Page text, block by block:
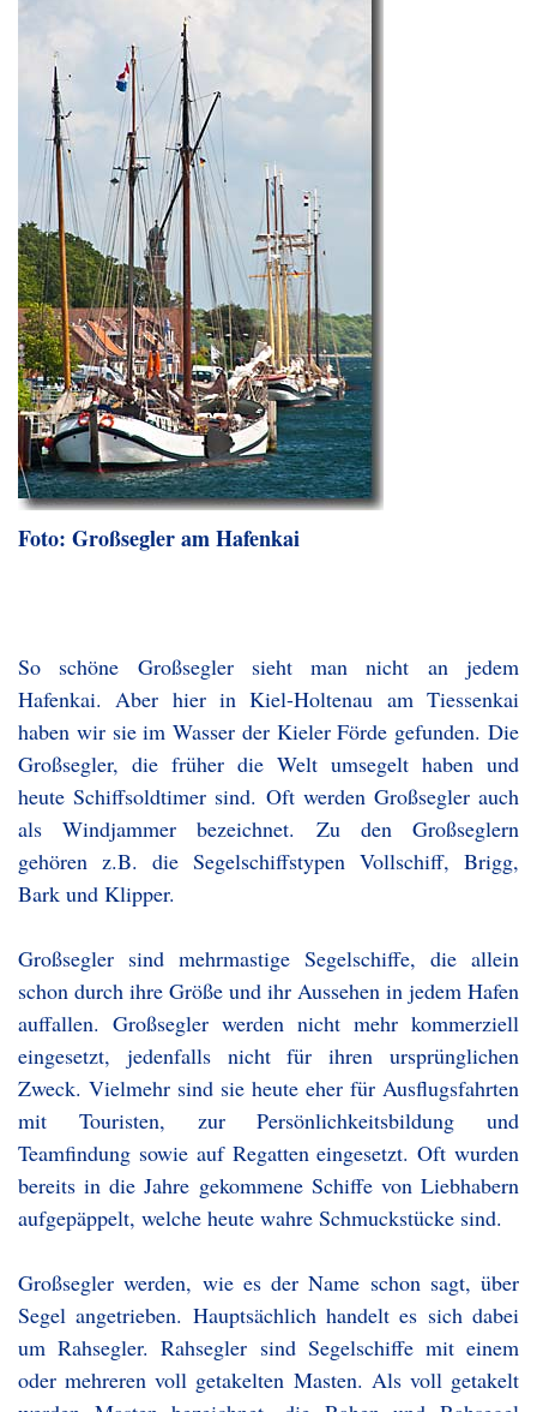
Foto: Großsegler am Hafenkai
So schöne Großsegler sieht man nicht an jedem
Hafenkai. Aber hier in Kiel-Holtenau am Tiessenkai
haben wir sie im Wasser der Kieler Förde gefunden. Die
Großsegler, die früher die Welt umsegelt haben und
heute Schiffsoldtimer sind. Oft werden Großsegler auch
als Windjammer bezeichnet. Zu den Großseglern
gehören z.B. die Segelschiffstypen Vollschiff, Brigg,
Bark und Klipper.
Großsegler sind mehrmastige Segelschiffe, die allein
schon durch ihre Größe und ihr Aussehen in jedem Hafen
auffallen. Großsegler werden nicht mehr kommerziell
eingesetzt, jedenfalls nicht für ihren ursprünglichen
Zweck. Vielmehr sind sie heute eher für Ausflugsfahrten
mit Touristen, zur Persönlichkeitsbildung und
Teamfindung sowie auf Regatten eingesetzt. Oft wurden
bereits in die Jahre gekommene Schiffe von Liebhabern
aufgepäppelt, welche heute wahre Schmuckstücke sind.
Großsegler werden, wie es der Name schon sagt, über
Segel angetrieben. Hauptsächlich handelt es sich dabei
um Rahsegler. Rahsegler sind Segelschiffe mit einem
oder mehreren voll getakelten Masten. Als voll getakelt